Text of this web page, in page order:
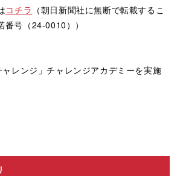
コチラ （朝日新聞社に無断で転載するこ
番号（24-0010））
ャレンジ」チャレンジアカデミーを実施